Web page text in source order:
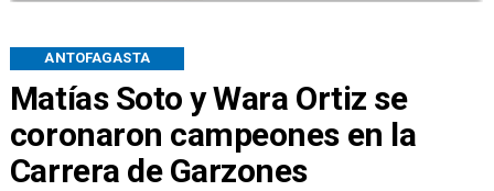
Matías Soto y Wara Ortiz se
coronaron campeones en la
Carrera de Garzones
ANTOFAGASTA